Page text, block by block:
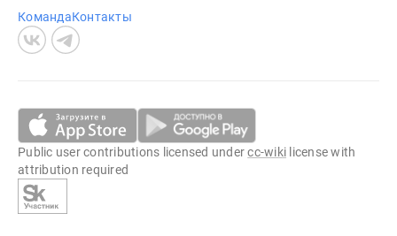
КомандаКонтакты
Public user contributions licensed undercc-wiki license with
attribution required